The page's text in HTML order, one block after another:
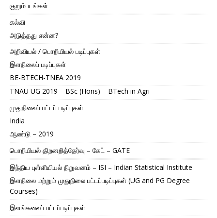
குறும்படங்கள்
கல்வி
அடுத்தது என்ன?
அறிவியல் / பொறியியல் படிப்புகள்
இளநிலைப் படிப்புகள்
BE-BTECH-TNEA 2019
TNAU UG 2019 – BSc (Hons) – BTech in Agri
முதுநிலைப் பட்டப் படிப்புகள்
India
ஆண்டு – 2019
பொறியியல் திறனறித்தேர்வு – கேட் – GATE
இந்திய புள்ளியியல் நிறுவனம் – ISI – Indian Statistical Institute
இளநிலை மற்றும் முதுநிலை பட்டப்படிப்புகள் (UG and PG Degree
Courses)
இளங்கலைப் பட்டப்படிப்புகள்